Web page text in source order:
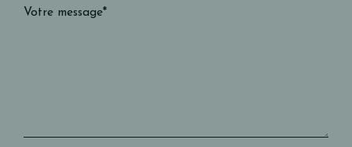
Votre message*